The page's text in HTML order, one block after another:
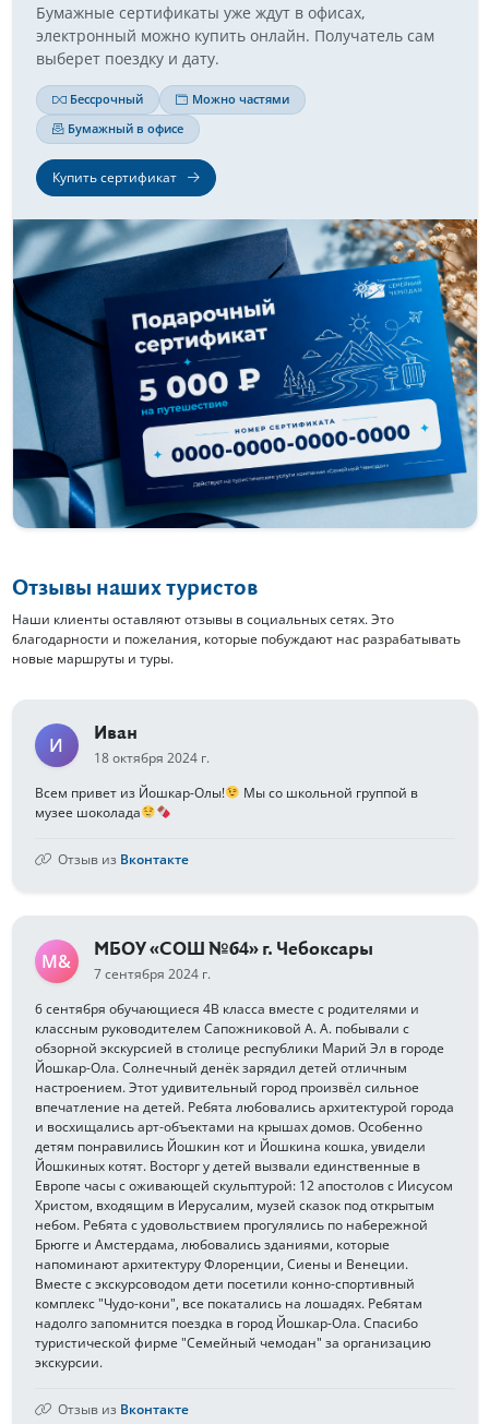
Бумажные сертификаты уже ждут в офисах,
электронный можно купить онлайн. Получатель сам
выберет поездку и дату.
Бессрочный
Можно частями
Бумажный в офисе
Купить сертификат
Отзывы наших туристов
Наши клиенты оставляют отзывы в социальных сетях. Это
благодарности и пожелания, которые побуждают нас разрабатывать
новые маршруты и туры.
И
Иван
18 октября 2024 г.
Всем привет из Йошкар-Олы!
Мы со школьной группой в
музее шоколада
Отзыв из Вконтакте
М&
МБОУ «СОШ №64» г. Чебоксары
7 сентября 2024 г.
6 сентября обучающиеся 4В класса вместе с родителями и
классным руководителем Сапожниковой А. А. побывали с
обзорной экскурсией в столице республики Марий Эл в городе
Йошкар-Ола. Солнечный денёк зарядил детей отличным
настроением. Этот удивительный город произвёл сильное
впечатление на детей. Ребята любовались архитектурой города
и восхищались арт-объектами на крышах домов. Особенно
детям понравились Йошкин кот и Йошкина кошка, увидели
Йошкиных котят. Восторг у детей вызвали единственные в
Европе часы с оживающей скульптурой: 12 апостолов с Иисусом
Христом, входящим в Иерусалим, музей сказок под открытым
небом. Ребята с удовольствием прогулялись по набережной
Брюгге и Амстердама, любовались зданиями, которые
напоминают архитектуру Флоренции, Сиены и Венеции.
Вместе с экскурсоводом дети посетили конно-спортивный
комплекс "Чудо-кони", все покатались на лошадях. Ребятам
надолго запомнится поездка в город Йошкар-Ола. Спасибо
туристической фирме "Семейный чемодан" за организацию
экскурсии.
Отзыв из Вконтакте